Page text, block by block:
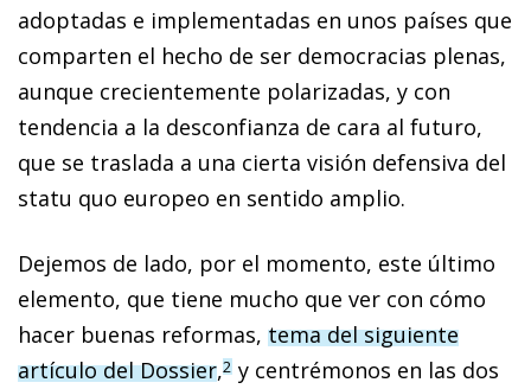
adoptadas e implementadas en unos países que
comparten el hecho de ser democracias plenas,
aunque crecientemente polarizadas, y con
tendencia a la desconfianza de cara al futuro,
que se traslada a una cierta visión defensiva del
statu quo europeo en sentido amplio.
Dejemos de lado, por el momento, este último
elemento, que tiene mucho que ver con cómo
hacer buenas reformas, tema del siguiente
artículo del Dossier,2 y centrémonos en las dos